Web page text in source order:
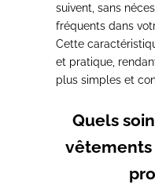
suivent , sans
fréquents dans
Cette
et pratique ,
plus simples et
Quels